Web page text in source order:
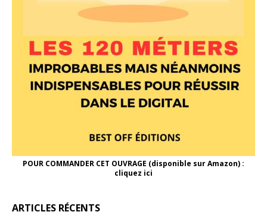
POUR COMMANDER CET OUVRAGE (disponible sur Amazon) :
cliquez ici
ARTICLES RÉCENTS